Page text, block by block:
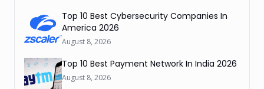
Top 10 Best Cybersecurity Companies In
America 2026
August 8, 2026
Top 10 Best Payment Network In India 2026
August 8, 2026